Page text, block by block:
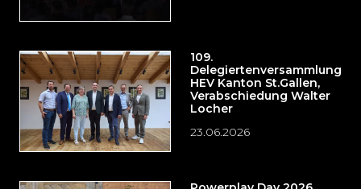
109.
Delegiertenversammlung
HEV Kanton St.Gallen,
Verabschiedung Walter
Locher
23.06.2026